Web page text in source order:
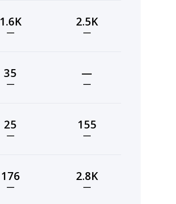
1.6K
—
2.5K
—
35
—
—
—
25
—
155
—
176
—
2.8K
—